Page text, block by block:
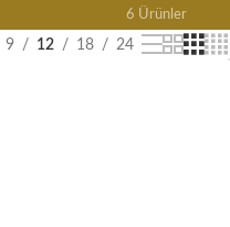
6 Ürünler
9 12 18 24